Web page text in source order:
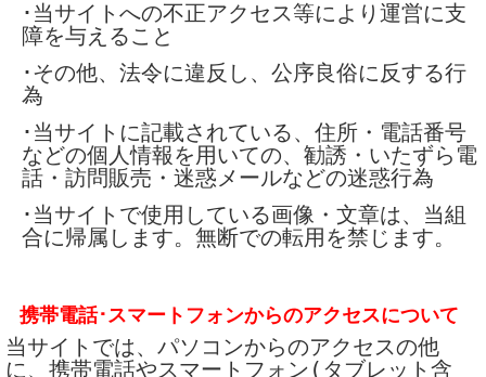
･当サイトへの不正アクセス等により運営に支
障を与えること
･その他、法令に違反し、公序良俗に反する行
為
･当サイトに記載されている、住所・電話番号
などの個人情報を用いての、勧誘・いたずら電
話・訪問販売・迷惑メールなどの迷惑行為
･当サイトで使用している画像・文章は、当組
合に帰属します。無断での転用を禁じます。
携帯電話･スマートフォンからのアクセスについて
当サイトでは、パソコンからのアクセスの他
に、携帯電話やスマートフォン(タブレット含